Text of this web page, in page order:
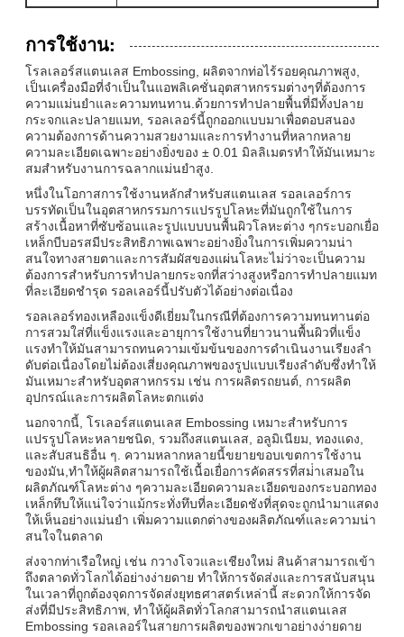
การใช้งาน:
โรลเลอร์สแตนเลส Embossing, ผลิตจากท่อไร้รอยคุณภาพสูง,
เป็นเครื่องมือที่จําเป็นในแอพลิเคชั่นอุตสาหกรรมต่างๆที่ต้องการ
ความแม่นยําและความทนทาน.ด้วยการทําปลายพื้นที่มีทั้งปลาย
กระจกและปลายแมท, รอลเลอร์นี้ถูกออกแบบมาเพื่อตอบสนอง
ความต้องการด้านความสวยงามและการทํางานที่หลากหลาย
ความละเอียดเฉพาะอย่างยิ่งของ ± 0.01 มิลลิเมตรทําให้มันเหมาะ
สมสําหรับงานการฉลากแม่นยําสูง.
หนึ่งในโอกาสการใช้งานหลักสําหรับสแตนเลส รอลเลอร์การ
บรรทัดเป็นในอุตสาหกรรมการแปรรูปโลหะที่มันถูกใช้ในการ
สร้างเนื้อหาที่ซับซ้อนและรูปแบบบนพื้นผิวโลหะต่าง ๆกระบอกเยื่อ
เหล็กบีบอรสมีประสิทธิภาพเฉพาะอย่างยิ่งในการเพิ่มความน่า
สนใจทางสายตาและการสัมผัสของแผ่นโลหะไม่ว่าจะเป็นความ
ต้องการสําหรับการทําปลายกระจกที่สว่างสูงหรือการทําปลายแมท
ที่ละเอียดชํารุด รอลเลอร์นี้ปรับตัวได้อย่างต่อเนื่อง
รอลเลอร์ทองเหลืองแข็งดีเยี่ยมในกรณีที่ต้องการความทนทานต่อ
การสวมใส่ที่แข็งแรงและอายุการใช้งานที่ยาวนานพื้นผิวที่แข็ง
แรงทําให้มันสามารถทนความเข้มข้นของการดําเนินงานเรียงลํา
ดับต่อเนื่องโดยไม่ต้องเสี่ยงคุณภาพของรูปแบบเรียงลําดับซึ่งทําให้
มันเหมาะสําหรับอุตสาหกรรม เช่น การผลิตรถยนต์, การผลิต
อุปกรณ์และการผลิตโลหะตกแต่ง
นอกจากนี้, โรเลอร์สแตนเลส Embossing เหมาะสําหรับการ
แปรรูปโลหะหลายชนิด, รวมถึงสแตนเลส, อลูมิเนียม, ทองแดง,
และสับสนธิอื่น ๆ. ความหลากหลายนี้ขยายขอบเขตการใช้งาน
ของมัน,ทําให้ผู้ผลิตสามารถใช้เนื้อเยื่อการคัดสรรที่สม่ําเสมอใน
ผลิตภัณฑ์โลหะต่าง ๆความละเอียดความละเอียดของกระบอกทอง
เหล็กทึบให้แน่ใจว่าแม้กระทั่งทึบที่ละเอียดชังที่สุดจะถูกนํามาแสดง
ให้เห็นอย่างแม่นยํา เพิ่มความแตกต่างของผลิตภัณฑ์และความน่า
สนใจในตลาด
ส่งจากท่าเรือใหญ่ เช่น กวางโจวและเชียงใหม่ สินค้าสามารถเข้า
ถึงตลาดทั่วโลกได้อย่างง่ายดาย ทําให้การจัดส่งและการสนับสนุน
ในเวลาที่ถูกต้องจุดการจัดส่งยุทธศาสตร์เหล่านี้ สะดวกให้การจัด
ส่งที่มีประสิทธิภาพ, ทําให้ผู้ผลิตทั่วโลกสามารถนําสแตนเลส
Embossing รอลเลอร์ในสายการผลิตของพวกเขาอย่างง่ายดาย